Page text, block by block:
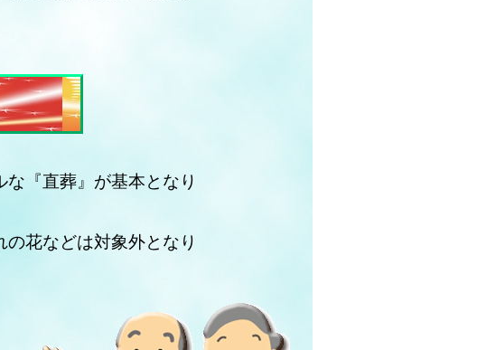
『直葬』が基本となり
花などは対象外となり